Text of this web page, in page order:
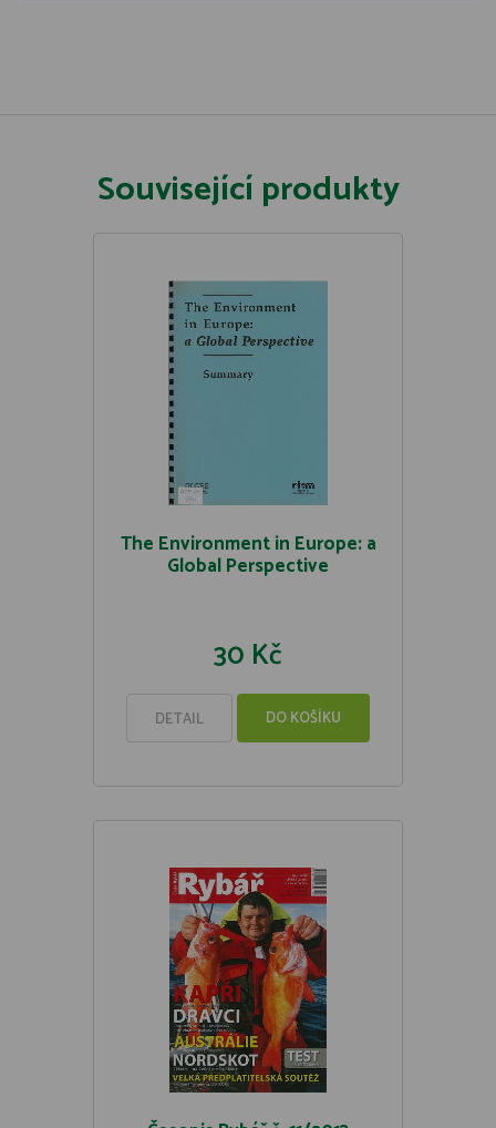
Související produkty
The Environment in Europe: a
Global Perspective
30 Kč
DETAIL DO KOŠÍKU